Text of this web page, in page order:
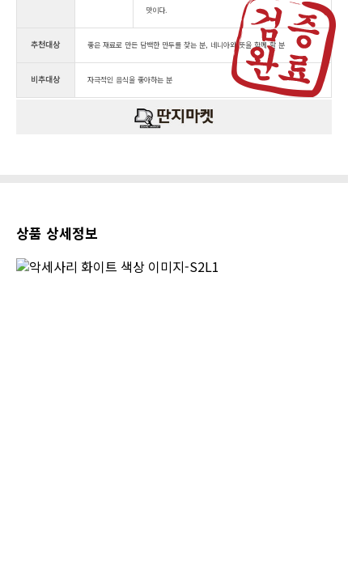
맛이다.
추천대상 좋은 재료로 만든 담백한 만두를 찾는 분, 네니아와 뜻을 함께 할 분
비추대상 자극적인 음식을 좋아하는 분
상품 상세정보